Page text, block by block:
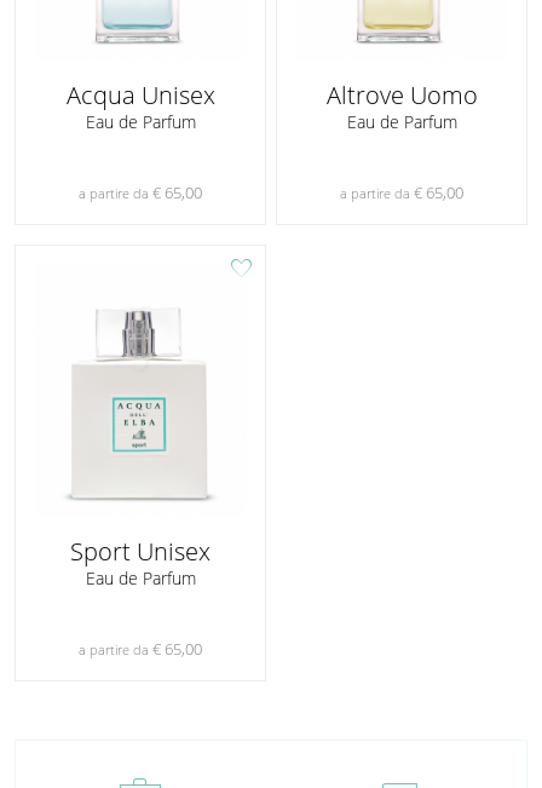
Acqua Unisex
Eau de Parfum
a partire da € 65,00
Altrove Uomo
Eau de Parfum
a partire da € 65,00
favorite
Sport Unisex
Eau de Parfum
a partire da € 65,00